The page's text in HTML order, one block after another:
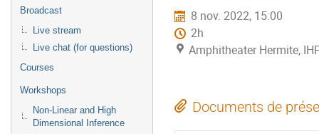
Broadcast
Live stream
Live chat (for questions)
Courses
Workshops
Non-Linear and High
Dimensional Inference
8 nov. 2022, 15:00
2h
Amphitheater Hermite,
Documents de